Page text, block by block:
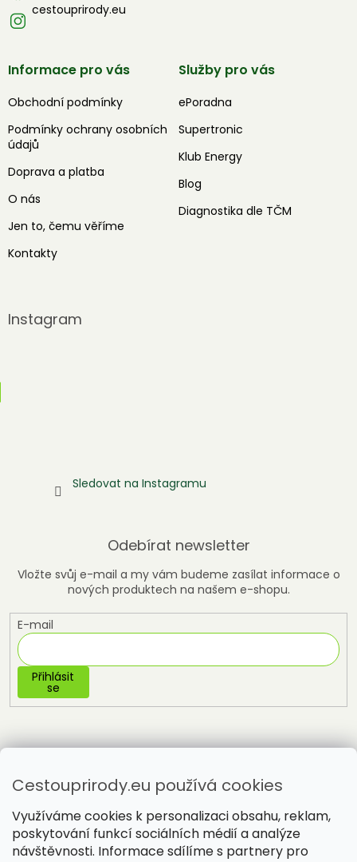
Cestouprirody.eu používá cookies
Využíváme cookies k personalizaci obsahu, reklam,
poskytování funkcí sociálních médií a analýze
návštěvnosti. Informace sdílíme s partnery pro
cestouprirody.eu
Informace pro vás
Obchodní podmínky
Podmínky ochrany osobních
údajů
Doprava a platba
O nás
Jen to, čemu věříme
Kontakty
Služby pro vás
ePoradna
Supertronic
Klub Energy
Blog
Diagnostika dle TČM
Instagram
Sledovat na Instagramu
Odebírat newsletter
Vložte svůj e-mail a my vám budeme zasílat informace o
nových produktech na našem e-shopu.
E-mail
Přihlásit
se